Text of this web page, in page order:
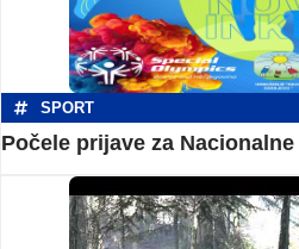
SPORT
Počele prijave za